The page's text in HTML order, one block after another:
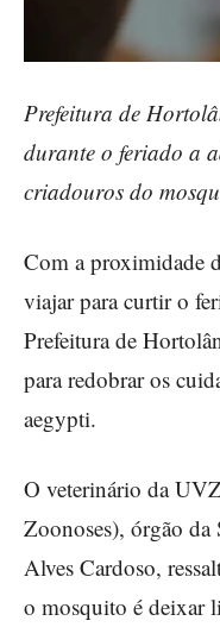
Prefeitura de
durante o feriado a
criadouros do
Com a proximidade
viajar para curtir o
Prefeitura de
para redobrar os
aegypti.
O veterinário da
Zoonoses), órgão da
Alves Cardoso,
o mosquito é deixar